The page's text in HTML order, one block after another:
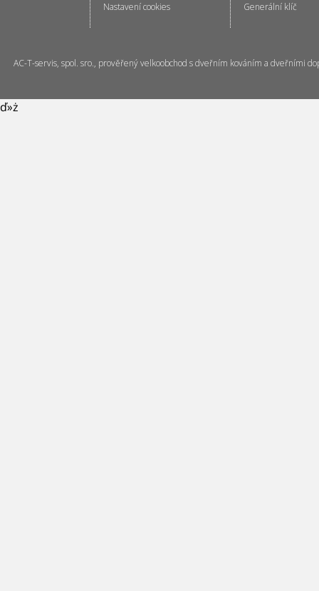
Nastavení cookies Generální klíč
AC-T-servis, spol. sro., prověřený velkoobchod s dveřním kováním a dveřními
ď»ż